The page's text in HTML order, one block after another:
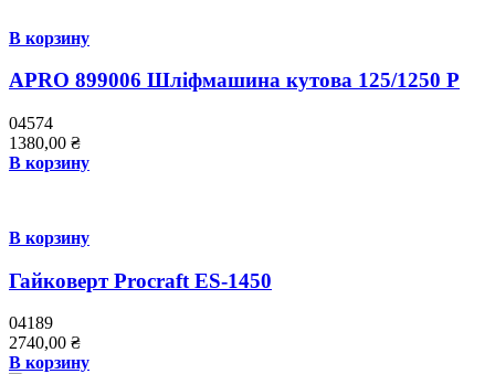
В корзину
APRO 899006 Шліфмашина кутова 125/1250 Р
04574
1380,00 ₴
В корзину
В корзину
Гайковерт Procraft ES-1450
04189
2740,00 ₴
В корзину